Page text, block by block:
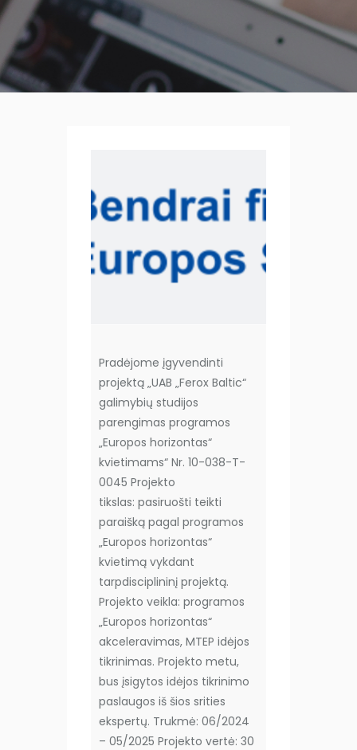
Pradėjome įgyvendinti
projektą „UAB „Ferox Baltic“
galimybių studijos
parengimas programos
„Europos horizontas“
kvietimams“ Nr. 10-038-T-
0045 Projekto
tikslas: pasiruošti teikti
paraišką pagal programos
„Europos horizontas“
kvietimą vykdant
tarpdisciplininį projektą.
Projekto veikla: programos
„Europos horizontas“
akceleravimas, MTEP idėjos
tikrinimas. Projekto metu,
bus įsigytos idėjos tikrinimo
paslaugos iš šios srities
ekspertų. Trukmė: 06/2024
– 05/2025 Projekto vertė: 30